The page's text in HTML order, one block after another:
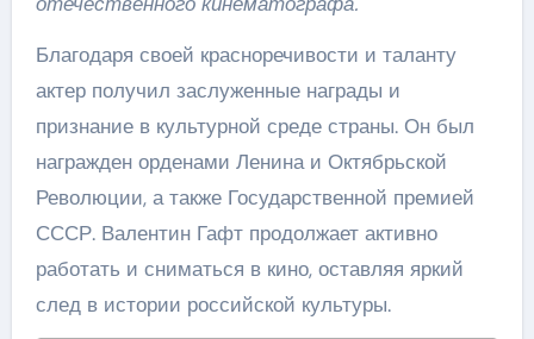
Благодаря своей красноречивости и таланту
актер получил заслуженные награды и
признание в культурной среде страны. Он был
награжден орденами Ленина и Октябрьской
Революции, а также Государственной премией
СССР. Валентин Гафт продолжает активно
работать и сниматься в кино, оставляя яркий
след в истории российской культуры.